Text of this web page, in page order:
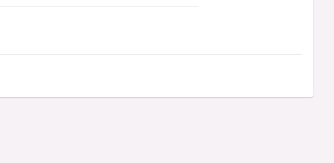
ears are therefore free.
balancing, never use standard